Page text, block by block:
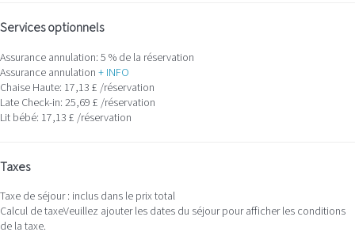
Services optionnels
Assurance annulation: 5 % de la réservation
Assurance annulation + INFO
Chaise Haute: 17,13 £ /réservation
Late Check-in: 25,69 £ /réservation
Lit bébé: 17,13 £ /réservation
Taxes
Taxe de séjour : inclus dans le prix total
Calcul de taxeVeuillez ajouter les dates du séjour pour afficher les conditions
de la taxe.